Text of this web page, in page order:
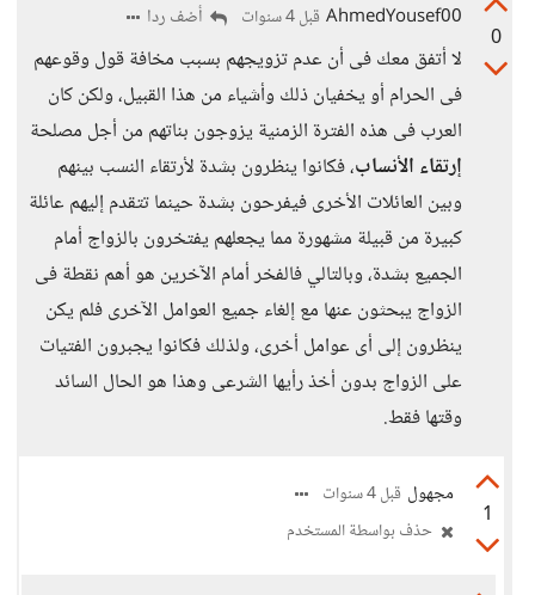
0
AhmedYousef00 قبل 4 سنوات أضف ردا
لا أتفق معك فى أن عدم تزويجهم بسبب مخافة قول وقوعهم
فى الحرام أو يخفيان ذلك وأشياء من هذا القبيل، ولكن كان
العرب فى هذه الفترة الزمنية يزوجون بناتهم من أجل مصلحة
إرتقاء الأنساب، فكانوا ينظرون بشدة لأرتقاء النسب بينهم
وبين العائلات الأخرى فيفرحون بشدة حينما تتقدم إليهم عائلة
كبيرة من قبيلة مشهورة مما يجعلهم يفتخرون بالزواج أمام
الجميع بشدة، وبالتالي فالفخر أمام الآخرين هو أهم نقطة فى
الزواج يبحثون عنها مع إلغاء جميع العوامل الآخرى فلم يكن
ينظرون إلى أى عوامل أخرى، ولذلك فكانوا يجبرون الفتيات
على الزواج بدون أخذ رأيها الشرعى وهذا هو الحال السائد
وقتها فقط.
1
مجهول قبل 4 سنوات
حذف بواسطة المستخدم